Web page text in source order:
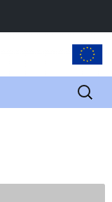
Пошук: